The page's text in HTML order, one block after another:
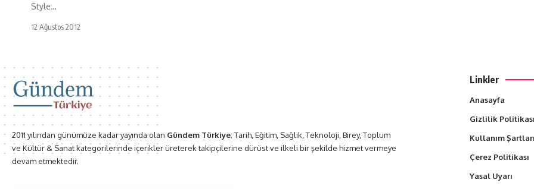
Style…
12 Ağustos 2012
2011 yılından günümüze kadar yayında olan Gündem Türkiye; Tarih, Eğitim, Sağlık, Teknoloji, Birey, Toplum
ve Kültür & Sanat kategorilerinde içerikler üreterek takipçilerine dürüst ve ilkeli bir şekilde hizmet vermeye
devam etmektedir.
Linkler
Anasayfa
Gizlilik Politikası
Kullanım Şartları
Çerez Politikası
Yasal Uyarı